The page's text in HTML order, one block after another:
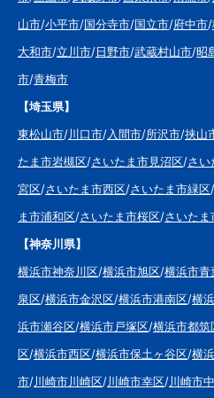
山市/小平市/国分寺市/国立市/府中市/
大和市/立川市/日野市/武蔵村山市/昭
市/青梅市
【埼玉県】
東松山市/川口市/入間市/所沢市/挟山
たま市岩槻区/さいたま市見沼区/さい
宮区/さいたま市西区/さいたま市緑区/
ま市浦和区/さいたま市桜区/さいたま
【神奈川県】
横浜市神奈川区/横浜市旭区/横浜市青
泉区/横浜市金沢区/横浜市港南区/横
浜市瀬谷区/横浜市戸塚区/横浜市都筑
区/横浜市西区/横浜市保土ヶ谷区/横
市/川崎市川崎区/川崎市幸区/川崎市